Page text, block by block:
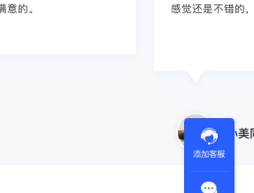
推荐身边的同行使用。
商，不是
添加客服